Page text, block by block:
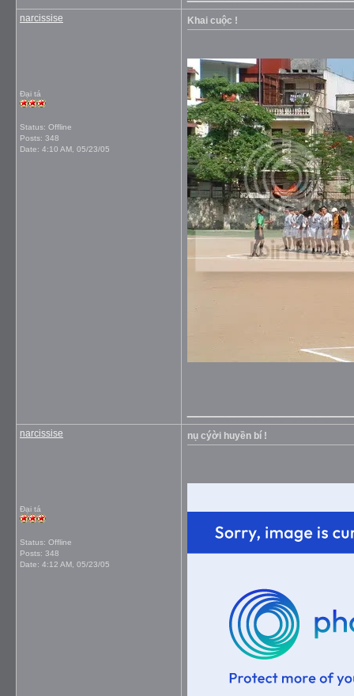
narcissise
Đại tá
Status: Offline
Posts: 348
Date: 4:10 AM, 05/23/05
Khai cuộc !
narcissise
Đại tá
Status: Offline
Posts: 348
Date: 4:12 AM, 05/23/05
nụ cýời huyền bí !